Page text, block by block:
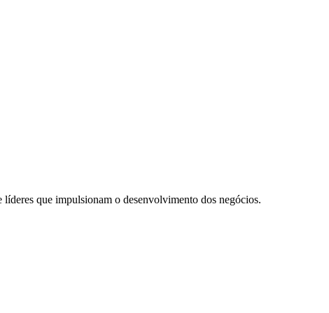
que impulsionam o desenvolvimento dos negócios.